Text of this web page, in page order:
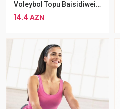
Voleybol Topu Baisidiwei Rengli Voleybol Topu Ağ Rengli
14.4 AZN